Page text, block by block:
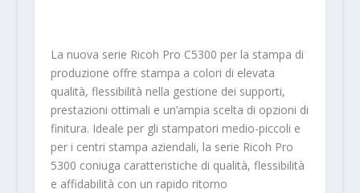
La nuova serie Ricoh Pro C5300 per la stampa di
produzione offre stampa a colori di elevata
qualità, flessibilità nella gestione dei supporti,
prestazioni ottimali e un’ampia scelta di opzioni di
finitura. Ideale per gli stampatori medio-piccoli e
per i centri stampa aziendali, la serie Ricoh Pro
5300 coniuga caratteristiche di qualità, flessibilità
e affidabilità con un rapido ritorno